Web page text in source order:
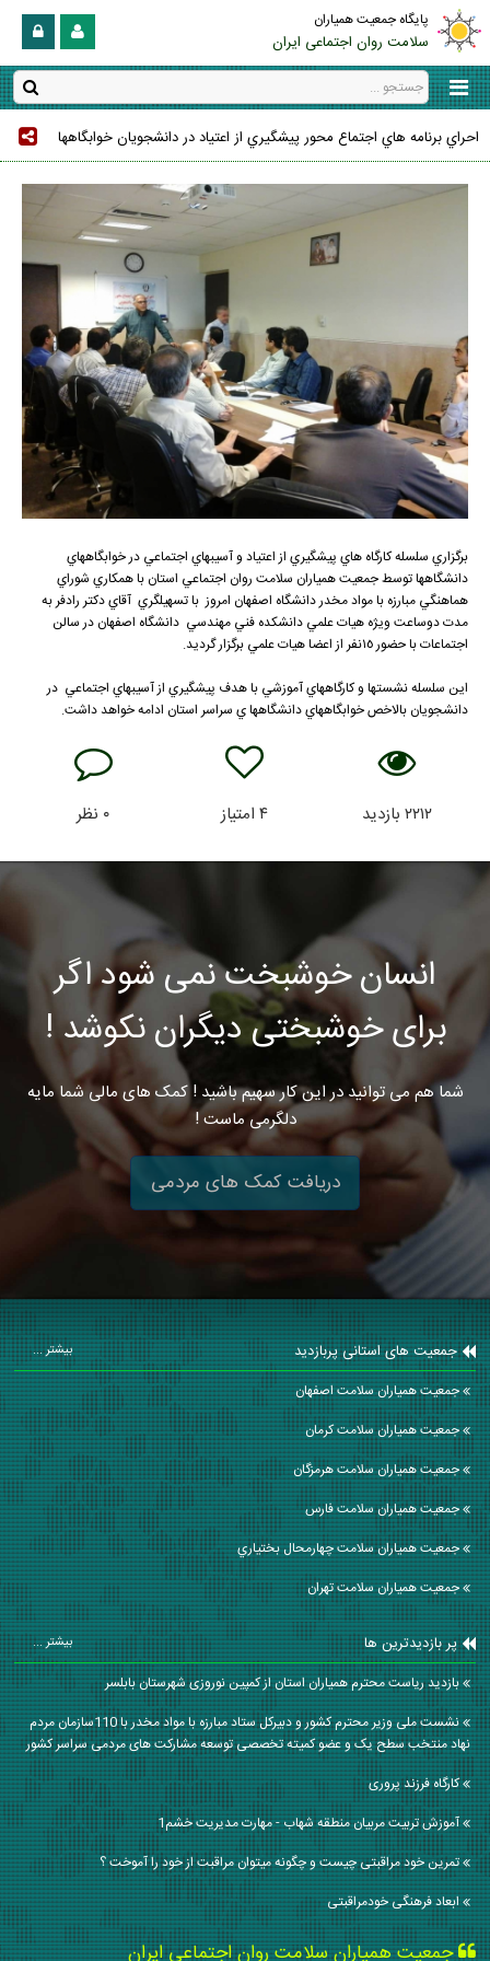
پایگاه جمعیت همیاران
سلامت روان اجتماعی ایران
احراي برنامه هاي اجتماع محور پيشگيري از اعتياد در دانشجويان خوابگاهها
برگزاري سلسله كارگاه هاي پيشگيري از اعتياد و آسيبهاي اجتماعي در خوابگاههاي
دانشگاهها توسط جمعيت همياران سلامت روان اجتماعي استان با همكاري شوراي
هماهنگي مبارزه با مواد مخدر دانشگاه اصفهان امروز با تسهيلگري آقاي دكتر رادفر به
مدت دوساعت ويژه هيات علمي دانشكده فني مهندسي دانشگاه اصفهان در سالن
اجتماعات با حضور ١٥نفر از اعضا هيات علمي برگزار گرديد.
اين سلسله نشستها و كارگاههاي آموزشي با هدف پيشگيري از آسيبهاي اجتماعي در
دانشجويان بالاخص خوابگاههاي دانشگاهها ي سراسر استان ادامه خواهد داشت.
۲۲۱۲ بازدید ۴امتیاز ۰ نظر
انسان خوشبخت نمی شود اگر
برای خوشبختی دیگران نکوشد !
شما هم می توانید در این کار سهیم باشید ! کمک های مالی شما مایه
دلگرمی ماست !
دریافت کمک های مردمی
جمعیت های استانی پربازدید بیشتر ...
جمعیت همیاران سلامت اصفهان
جمعیت همیاران سلامت كرمان
جمعیت همیاران سلامت هرمزگان
جمعیت همیاران سلامت فارس
جمعیت همیاران سلامت چهارمحال بختياري
جمعیت همیاران سلامت تهران
پر بازدیدترین ها بیشتر ...
بازدید ریاست محترم همیاران استان از کمپین نوروزی شهرستان بابلسر
نشست ملی وزیر محترم کشور و دبیرکل ستاد مبارزه با مواد مخدر با 110سازمان مردم
نهاد منتخب سطح یک و عضو کمیته تخصصی توسعه مشارکت های مردمی سراسر کشور
کارگاه فرزند پروری
آموزش تربیت مربیان منطقه شهاب - مهارت مدیریت خشم1
تمرین خود مراقبتی چیست و چگونه میتوان مراقبت از خود را آموخت ؟
ابعاد فرهنگی خودمراقبتی
جمعیت همیاران سلامت روان اجتماعی ایران